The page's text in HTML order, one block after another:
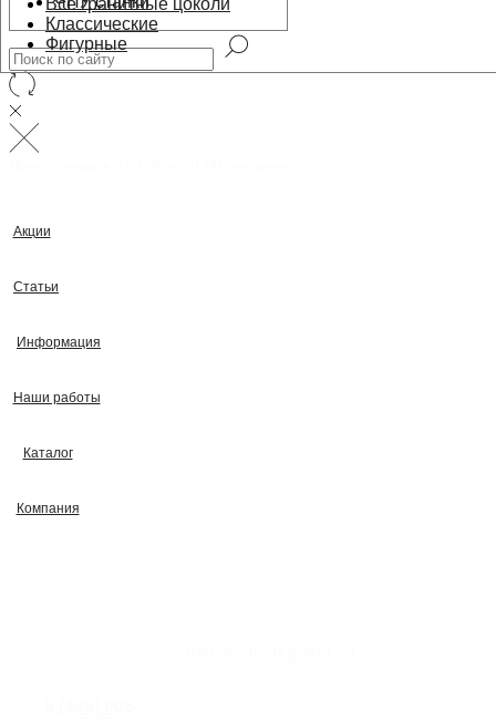
Акции
Статьи
Информация
Наши работы
Каталог
Компания
Все гранитные цоколи
Классические
Фигурные